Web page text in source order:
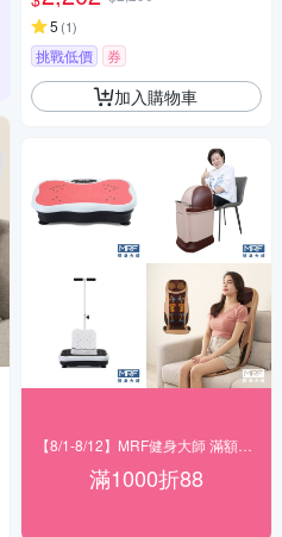
5 (1)
挑戰低價 券
加入購物車
滿1000折88